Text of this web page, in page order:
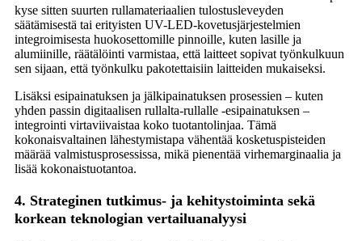
kyse sitten suurten rullamateriaalien tulostusleveyden
säätämisestä tai erityisten UV-LED-kovetusjärjestelmien
integroimisesta huokosettomille pinnoille, kuten lasille ja
alumiinille, räätälöinti varmistaa, että laitteet sopivat työnkulkuun
sen sijaan, että työnkulku pakotettaisiin laitteiden mukaiseksi.
Lisäksi esipainatuksen ja jälkipainatuksen prosessien – kuten
yhden passin digitaalisen rullalta-rullalle -esipainatuksen –
integrointi virtaviivaistaa koko tuotantolinjaa. Tämä
kokonaisvaltainen lähestymistapa vähentää kosketuspisteiden
määrää valmistusprosessissa, mikä pienentää virhemarginaalia ja
lisää kokonaistuotantoa.
4. Strateginen tutkimus- ja kehitystoiminta sekä
korkean teknologian vertailuanalyysi